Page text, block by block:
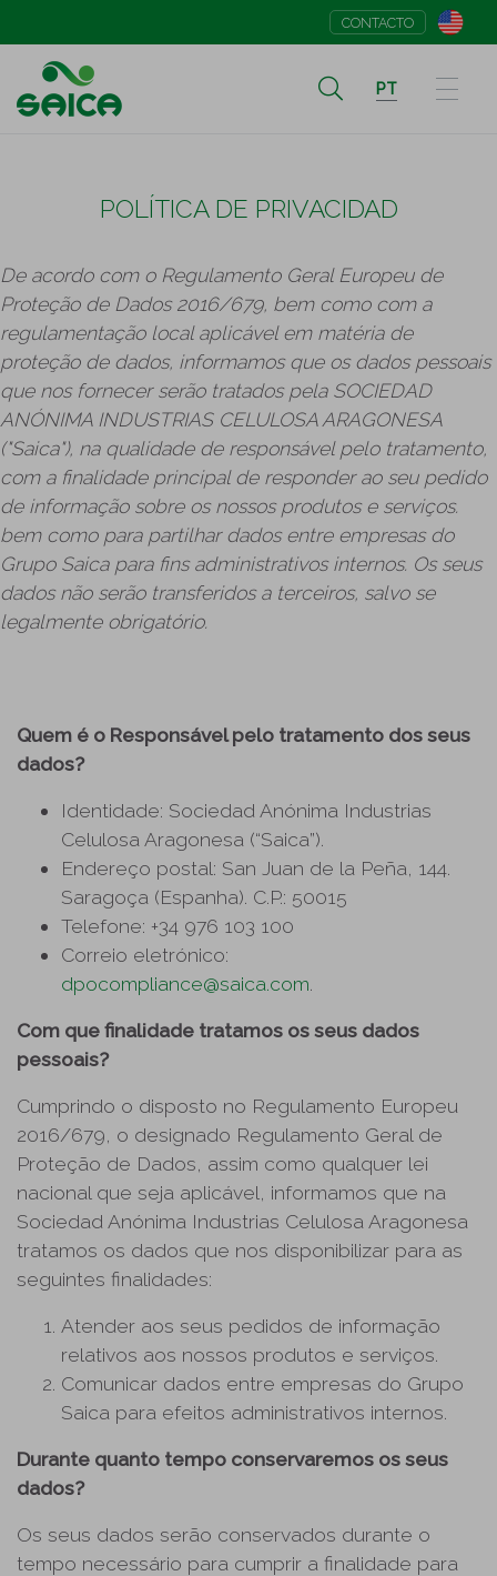
CONTACTO
PT
POLÍTICA DE PRIVACIDAD
De acordo com o Regulamento Geral Europeu de
Proteção de Dados 2016/679, bem como com a
regulamentação local aplicável em matéria de
proteção de dados, informamos que os dados pessoais
que nos fornecer serão tratados pela SOCIEDAD
ANÓNIMA INDUSTRIAS CELULOSA ARAGONESA
("Saica"), na qualidade de responsável pelo tratamento,
com a finalidade principal de responder ao seu pedido
de informação sobre os nossos produtos e serviços.
bem como para partilhar dados entre empresas do
Grupo Saica para fins administrativos internos. Os seus
dados não serão transferidos a terceiros, salvo se
legalmente obrigatório.
Quem é o Responsável pelo tratamento dos seus
dados?
Identidade: Sociedad Anónima Industrias
Celulosa Aragonesa (“Saica”).
Endereço postal: San Juan de la Peña, 144.
Saragoça (Espanha). C.P.: 50015
Telefone: +34 976 103 100
Correio eletrónico:
dpocompliance@saica.com
Com que finalidade tratamos os seus dados
pessoais?
Cumprindo o disposto no Regulamento Europeu
2016/679, o designado Regulamento Geral de
Proteção de Dados, assim como qualquer lei
nacional que seja aplicável, informamos que na
Sociedad Anónima Industrias Celulosa Aragonesa
tratamos os dados que nos disponibilizar para as
seguintes finalidades:
Atender aos seus pedidos de informação
relativos aos nossos produtos e serviços.
Comunicar dados entre empresas do Grupo
Saica para efeitos administrativos internos.
Durante quanto tempo conservaremos os seus
dados?
Os seus dados serão conservados durante o
tempo necessário para cumprir a finalidade para